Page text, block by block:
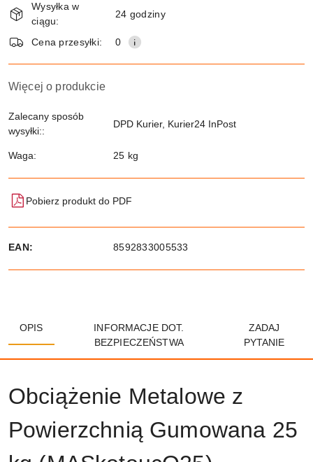
i
dostawa
Wysyłka w
ciągu:
24 godziny
Cena przesyłki: 0
Więcej o produkcie
Zalecany sposób
wysyłki::
DPD Kurier, Kurier24 InPost
Waga: 25 kg
Pobierz produkt do PDF
EAN: 8592833005533
OPIS
INFORMACJE DOT.
BEZPIECZEŃSTWA
ZADAJ
PYTANIE
Obciążenie Metalowe z
Powierzchnią Gumowana 25